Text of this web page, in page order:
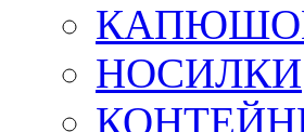
НОСИЛКИ